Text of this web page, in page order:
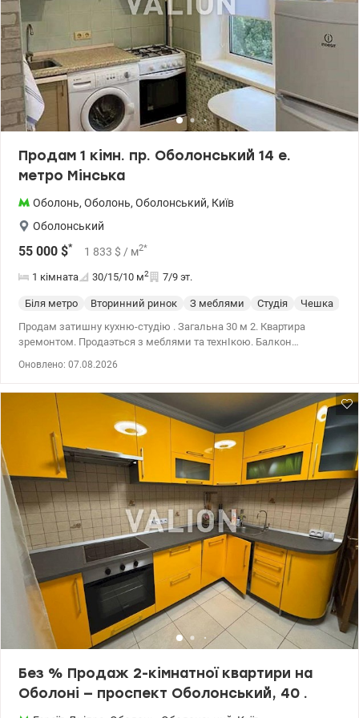
Продам 1 кімн. пр. Оболонський 14 е.
метро Мінська
Оболонь, Оболонь, Оболонський, Київ
Оболонський
55 000 $* 1 833 $ / м2*
1 кімната 30/15/10 м2 7/9 эт.
Біля метро Вторинний ринок З меблями Студія Чешка
Продам затишну кухню-студію . Загальна 30 м 2. Квартира
зремонтом. Продаэться з меблями та технІкою. Балкон
Оновлено: 07.08.2026
Без % Продаж 2-кімнатної квартири на
Оболоні — проспект Оболонський, 40 .